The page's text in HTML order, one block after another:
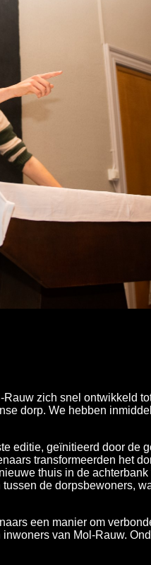
zich snel ontwikkeld
dorp. We hebben
editie, geïnitieerd door de
transformeerden het
thuis in de
de dorpsbewoners,
een manier om
van Mol-Rauw.